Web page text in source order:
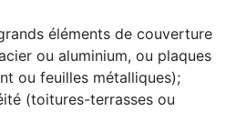
éléments de couverture
ou aluminium, ou plaques
ou feuilles métalliques);
(toitures-terrasses ou